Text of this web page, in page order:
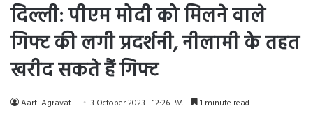
दिल्ली: पीएम मोदी को मिलने वाले
गिफ्ट की लगी प्रदर्शनी, नीलामी के तहत
खरीद सकते हैं गिफ्ट
Aarti Agravat 3 October 2023 - 12:26 PM 1 minute read